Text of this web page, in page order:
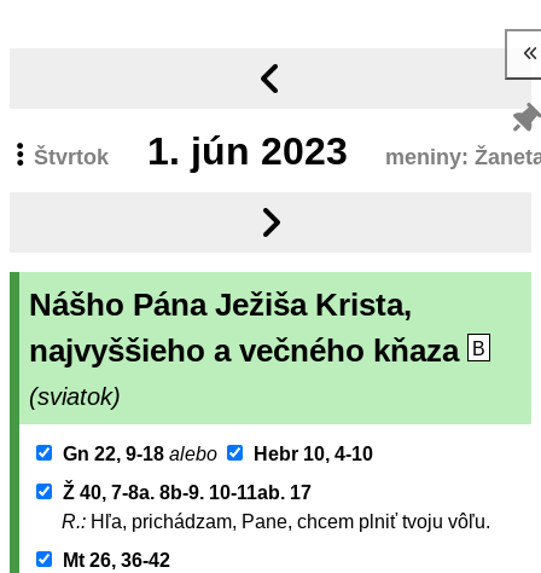
Štvrtok 1. jún 2023 meniny:
Nášho Pána Ježiša Krista,
najvyššieho a večného kňaza
B
(sviatok)
Gn 22, 9-18 alebo
Hebr 10, 4-10
Ž 40, 7-8a. 8b-9. 10-11ab. 17
R.: Hľa, prichádzam, Pane, chcem plniť tvoju vôľu.
Mt 26, 36-42